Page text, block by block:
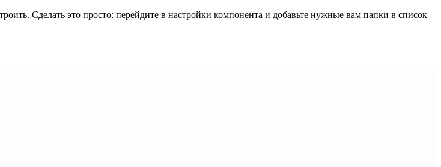
Сделать это просто: перейдите в настройки компонента и добавьте нужные вам папки в список